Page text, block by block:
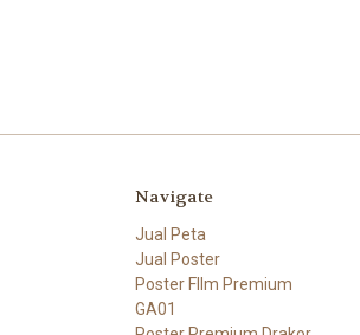
Navigate
Jual Peta
Jual Poster
Poster FIlm Premium
GA01